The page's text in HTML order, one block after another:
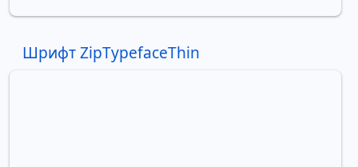
Шрифт ZipTypefaceThin